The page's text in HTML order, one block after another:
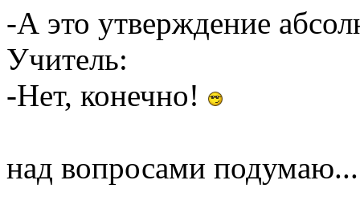
-А это утверждение
Учитель:
-Нет, конечно!
над вопросами